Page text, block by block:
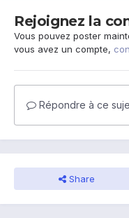
Rejoignez la
Vous pouvez poster
vous avez un compte,
Répondre à ce
Share